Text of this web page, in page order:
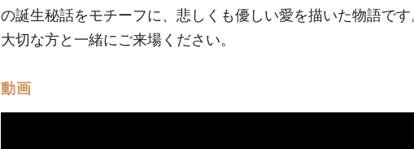
の誕生秘話をモチーフに、悲しくも優しい愛を描いた物語です
大切な方と一緒にご来場ください。
動画